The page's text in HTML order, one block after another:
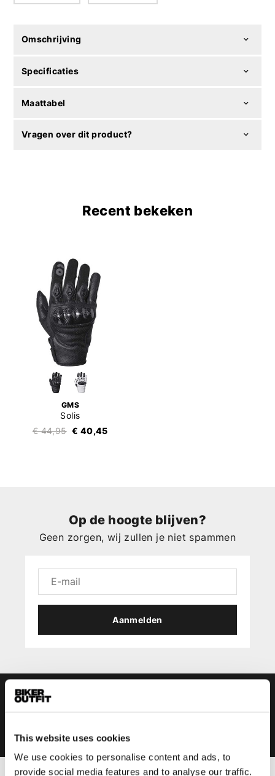
This website uses cookies
We use cookies to personalise content and ads, to
provide social media features and to analyse our traffic.
Omschrijving
Specificaties
Maattabel
Vragen over dit product?
Recent bekeken
GMS
Solis
€ 44,95 € 40,45
Op de hoogte blijven?
Geen zorgen, wij zullen je niet spammen
Aanmelden